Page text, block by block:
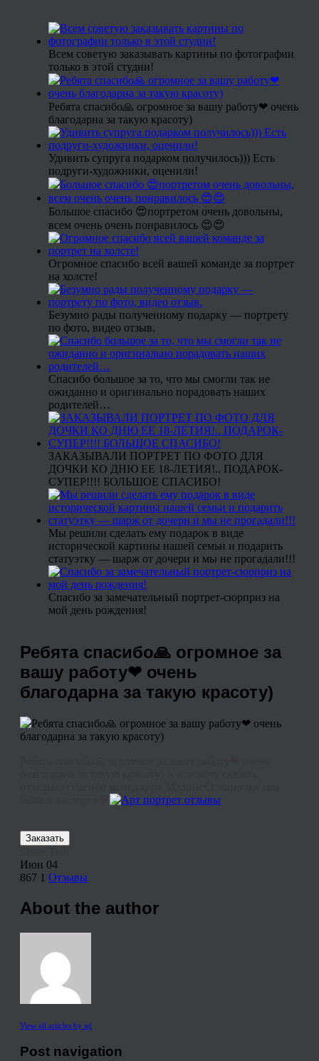
Всем советую заказывать картины по фотографии
только в этой студии!
Ребята спасибо🙏 огромное за вашу работу❤ очень
благодарна за такую красоту)
Удивить супруга подарком получилось))) Есть
подруги-художники, оценили!
Большое спасибо 😍портретом очень довольны,
всем очень очень понравилось 😍😍
Огромное спасибо всей вашей команде за портрет
на холсте!
Безумно рады полученному подарку — портрету
по фото, видео отзыв.
Спасибо большое за то, что мы смогли так не
ожиданно и оригинально порадовать наших
родителей…
ЗАКАЗЫВАЛИ ПОРТРЕТ ПО ФОТО ДЛЯ
ДОЧКИ КО ДНЮ ЕЕ 18-ЛЕТИЯ!.. ПОДАРОК-
СУПЕР!!!! БОЛЬШОЕ СПАСИБО!
Мы решили сделать ему подарок в виде
исторической картины нашей семьи и подарить
статуэтку — шарж от дочери и мы не прогадали!!!
Спасибо за замечательный портрет-сюрприз на
мой день рождения!
Ребята спасибо🙏 огромное за
вашу работу❤ очень
благодарна за такую красоту)
Заказать
Июн 04
867 1 Отзывы
About the author
View all articles by ad
Post navigation